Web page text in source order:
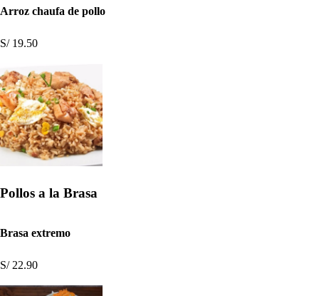
Arroz chaufa de pollo
S/ 19.50
Pollos a la Brasa
Brasa extremo
S/ 22.90